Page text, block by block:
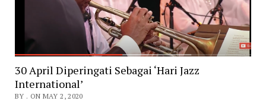
30 April Diperingati Sebagai ‘Hari Jazz
International’
BY . ON MAY 2, 2020